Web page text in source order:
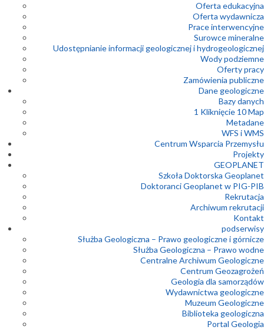
Oferta edukacyjna
Oferta wydawnicza
Prace interwencyjne
Surowce mineralne
Udostępnianie informacji geologicznej i hydrogeologicznej
Wody podziemne
Oferty pracy
Zamówienia publiczne
Dane geologiczne
Bazy danych
1 Kliknięcie 10 Map
Metadane
WFS i WMS
Centrum Wsparcia Przemysłu
Projekty
GEOPLANET
Szkoła Doktorska Geoplanet
Doktoranci Geoplanet w PIG-PIB
Rekrutacja
Archiwum rekrutacji
Kontakt
podserwisy
Służba Geologiczna – Prawo geologiczne i górnicze
Służba Geologiczna – Prawo wodne
Centralne Archiwum Geologiczne
Centrum Geozagrożeń
Geologia dla samorządów
Wydawnictwa geologiczne
Muzeum Geologiczne
Biblioteka geologiczna
Portal Geologia